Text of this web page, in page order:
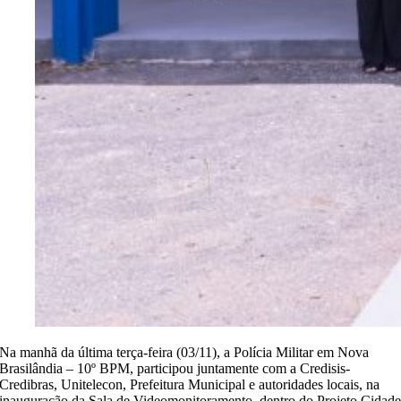
Na manhã da última terça-feira (03/11), a Polícia Militar em Nova
Brasilândia – 10º BPM, participou juntamente com a Credisis-
Credibras, Unitelecon, Prefeitura Municipal e autoridades locais, na